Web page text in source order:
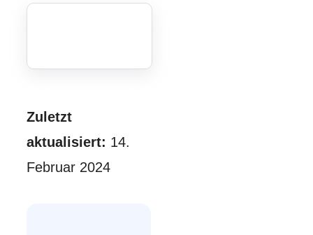
Zuletzt
aktualisiert: 14.
Februar 2024